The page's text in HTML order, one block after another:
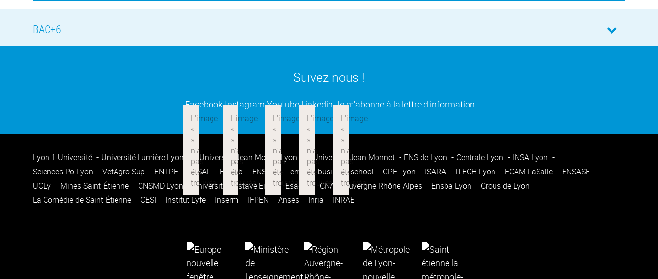
BAC+6
Suivez-nous !
Facebook(ouverture dans une nouvelle fenêtre)
Instagram(ouverture dans une nouvelle fenêtre)
Youtube(ouverture dans une nouvelle fenêtre)
Linkedin(ouverture dans une nouvelle fenêtre)
Je m'abonne à la lettre d'information
Lyon 1 Université Université Lumière Lyon 2 Université Jean Moulin Lyon 3 Université Jean Monnet ENS de Lyon Centrale Lyon
INSA Lyon
Sciences Po Lyon
VetAgro Sup ENTPE ENSAL Enssib ENSATT emlyon business school CPE Lyon ISARA ITECH Lyon ECAM LaSalle
ENSASE
UCLy
Mines Saint-Étienne CNSMD Lyon Université Gustave Eiffel Esadse CNAM Auvergne-Rhône-Alpes Ensba Lyon
Crous de Lyon
La Comédie de Saint-Étienne
CESI Institut Lyfe Inserm IFPEN Anses Inria INRAE